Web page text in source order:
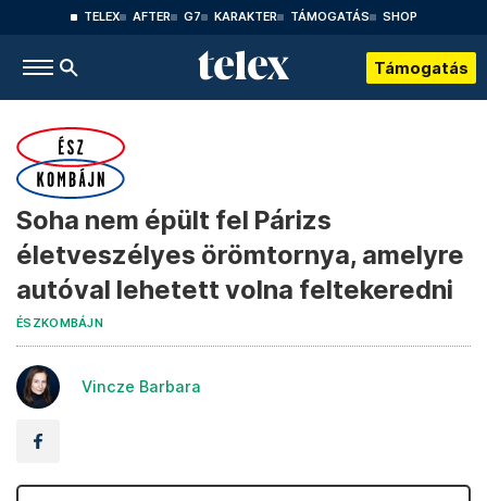
TELEX AFTER G7 KARAKTER TÁMOGATÁS SHOP
Támogatás
Soha nem épült fel Párizs
életveszélyes örömtornya, amelyre
autóval lehetett volna feltekeredni
ÉSZKOMBÁJN
Vincze Barbara